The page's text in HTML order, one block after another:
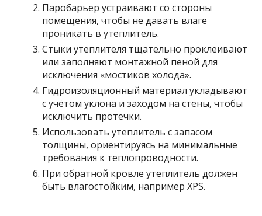
Паробарьер устраивают со стороны
помещения, чтобы не давать влаге
проникать в утеплитель.
Стыки утеплителя тщательно проклеивают
или заполняют монтажной пеной для
исключения «мостиков холода».
Гидроизоляционный материал укладывают
с учётом уклона и заходом на стены, чтобы
исключить протечки.
Использовать утеплитель с запасом
толщины, ориентируясь на минимальные
требования к теплопроводности.
При обратной кровле утеплитель должен
быть влагостойким, например XPS.